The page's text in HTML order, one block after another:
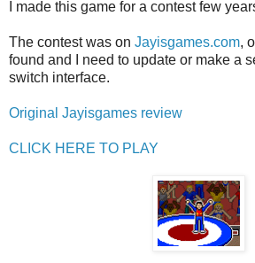
I made this game for a contest few
The contest was on Jayisgames.com,
found and I need to update or make a
switch interface.
Original Jayisgames review
CLICK HERE TO PLAY